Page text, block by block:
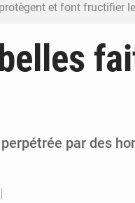
font fructifier leur argent avec
militaire après 200 jours
par des